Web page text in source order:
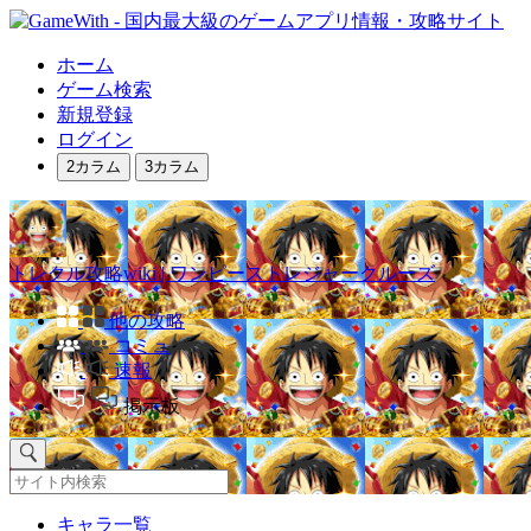
ホーム
ゲーム検索
新規登録
ログイン
2カラム 3カラム
トレクル攻略wiki | ワンピーストレジャークルーズ
他の攻略
コミュ
速報
掲示板
キャラ一覧